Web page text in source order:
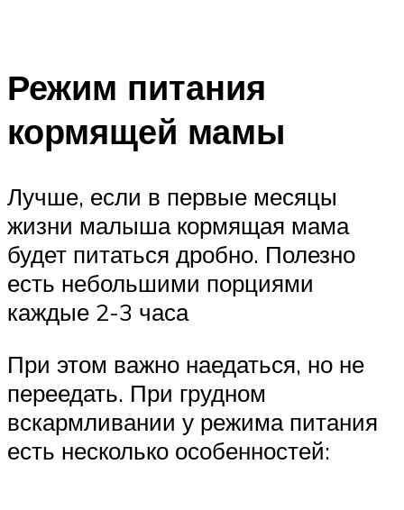
Режим питания
кормящей мамы
Лучше, если в первые месяцы
жизни малыша кормящая мама
будет питаться дробно. Полезно
есть небольшими порциями
каждые 2-3 часа
При этом важно наедаться, но не
переедать. При грудном
вскармливании у режима питания
есть несколько особенностей: